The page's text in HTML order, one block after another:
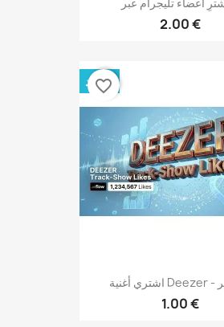
2.00 €
1.00 €
جديد
favorite_border